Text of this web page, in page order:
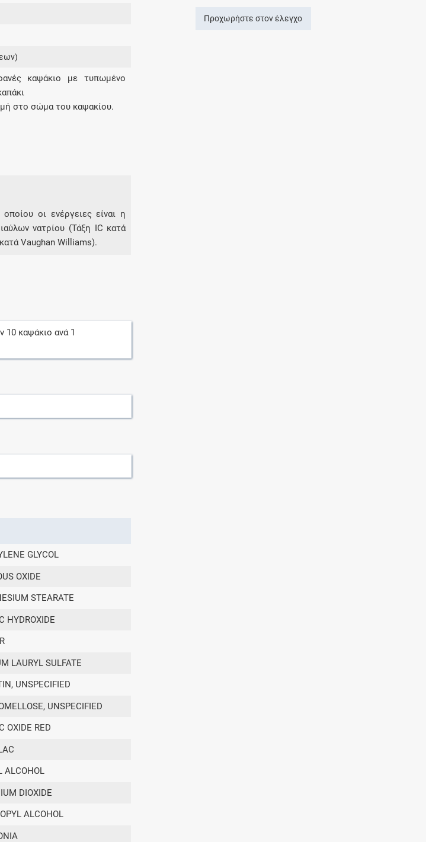
γεγονότα της
καψάκιο με τυπωμένο
στο σώμα του καψακίου.
Προχωρήστε στον έλεγχο
οι ενέργειες είναι η
νατρίου (Τάξη IC κατά
Vaughan Williams).
10 καψάκιο ανά 1
GLYCOL
OXIDE
STEARATE
HYDROXIDE
LAURYL SULFATE
UNSPECIFIED
UNSPECIFIED
OXIDE RED
ALCOHOL
DIOXIDE
ALCOHOL